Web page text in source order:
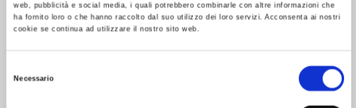
web, pubblicità e social media, i quali potrebbero combinarle con altre informazioni che
ha fornito loro o che hanno raccolto dal suo utilizzo dei loro servizi. Acconsenta ai nostri
cookie se continua ad utilizzare il nostro sito web.
Necessario
Letta e compresa l’informativa privacy presente in
questoLINK, ai sensi dell’art. 6 del Regolamento
Europeo in materia di Protezione dei Dati n. 679/2016,